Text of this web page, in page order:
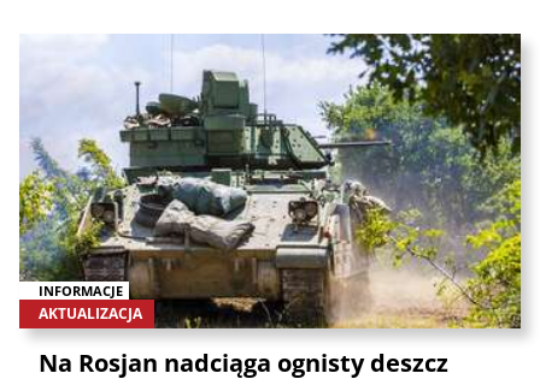
INFORMACJE
AKTUALIZACJA
Na Rosjan nadciąga ognisty deszcz